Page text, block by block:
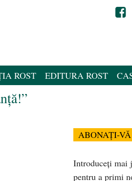
ROST EDITURA ROST
ABONAȚI-VĂ
Introduceți mai
pentru a primi